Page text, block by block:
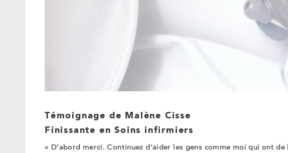
Témoignage de Malène Cisse
Finissante en Soins infirmiers
« D’abord merci. Continuez d’aider les gens comme moi qui ont